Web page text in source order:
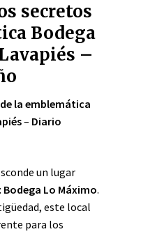
secretos
Bodega
–
la emblemática
– Diario
un lugar
Bodega Lo Máximo.
este local
para los